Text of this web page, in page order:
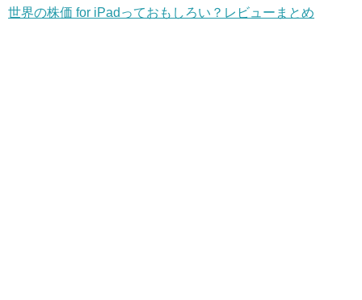
世界の株価 for iPadっておもしろい？レビューまとめ